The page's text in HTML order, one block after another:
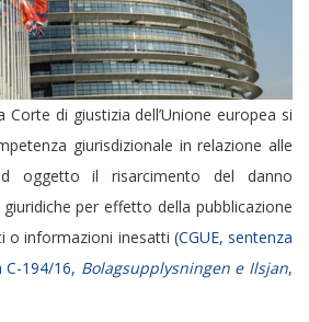
di giustizia dell’Unione europea si
giurisdizionale in relazione alle
oggetto il risarcimento del danno
per effetto della pubblicazione
o informazioni inesatti (CGUE, sentenza
194/16, Bolagsupplysningen e Ilsjan,